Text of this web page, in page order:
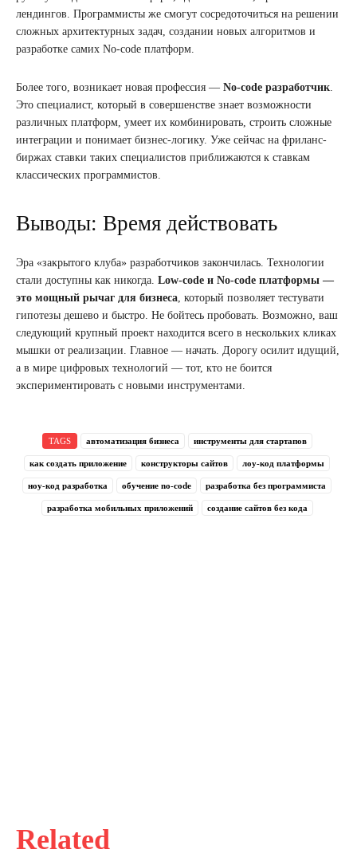
Related
лендингов. Программисты же смогут сосредоточиться на решении
сложных архитектурных задач, создании новых алгоритмов и
разработке самих No-code платформ.
Более того, возникает новая профессия — No-code разработчик.
Это специалист, который в совершенстве знает возможности
различных платформ, умеет их комбинировать, строить сложные
интеграции и понимает бизнес-логику. Уже сейчас на фриланс-
биржах ставки таких специалистов приближаются к ставкам
классических программистов.
Выводы: Время действовать
Эра «закрытого клуба» разработчиков закончилась. Технологии
стали доступны как никогда. Low-code и No-code платформы —
это мощный рычаг для бизнеса, который позволяет тестувати
гипотезы дешево и быстро. Не бойтесь пробовать. Возможно, ваш
следующий крупный проект находится всего в нескольких кликах
мышки от реализации. Главное — начать. Дорогу осилит идущий,
а в мире цифровых технологий — тот, кто не боится
экспериментировать с новыми инструментами.
TAGS автоматизация бизнеса инструменты для стартапов
как создать приложение конструкторы сайтов лоу-код платформы
ноу-код разработка обучение no-code разработка без программиста
разработка мобильных приложений создание сайтов без кода